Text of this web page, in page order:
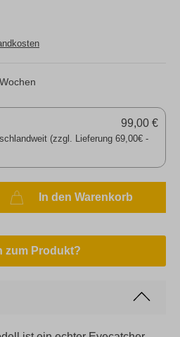
(zzgl. Lieferung 69,00€ -
99,00 €
In den Warenkorb
zum Produkt?